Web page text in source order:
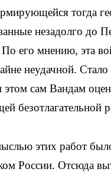
тогда
незадолго до
его мнению, эта
неудачной.
сам Вандам
безотлагательной
этих работ
России. Отсюда